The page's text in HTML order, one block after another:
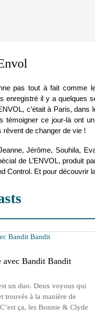
pas tout à fait comme
enregistré il y a quelques
c’était à Paris,
témoigner ce jour-là ont
rêvent de changer de vie !
Jérôme, Souhila,
de L’ENVOL, produit
Control. Et pour découvrir
avec Bandit Bandit
un duo. Deux voyous qui
trouvés à la manière de
ça, les Bonnie & Clyde